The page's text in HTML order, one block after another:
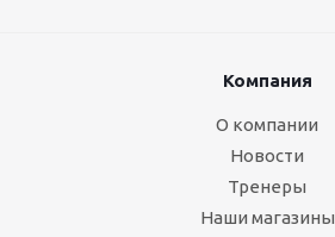
Компания
О компании
Новости
Тренеры
Наши магазины